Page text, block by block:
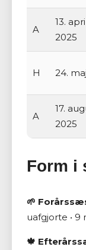
A
13.
2025
H 24.
A
17.
2025
Form i
🌱
uafgjorte • 9
🍁